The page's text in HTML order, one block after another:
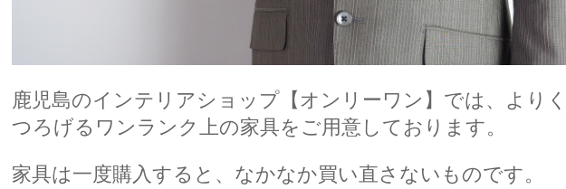
鹿児島のインテリアショップ 【オンリーワン】では、よりく
つろげるワンランク上の家具をご用意しております。
家具は一度購入すると、なかなか買い直さないものです。